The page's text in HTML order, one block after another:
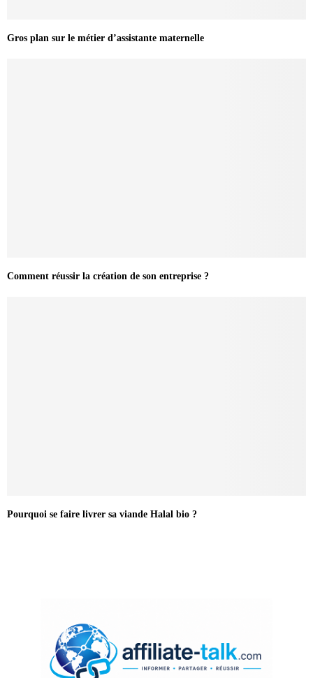
Gros plan sur le métier d’assistante maternelle
Comment réussir la création de son entreprise ?
Pourquoi se faire livrer sa viande Halal bio ?